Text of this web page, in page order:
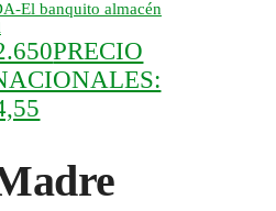
PRECIO